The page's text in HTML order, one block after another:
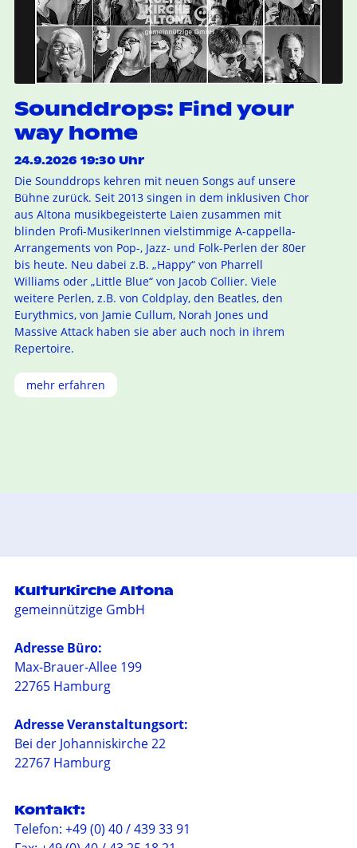
Sounddrops: Find your
way home
24.9.2026 19:30 Uhr
Die Sounddrops kehren mit neuen Songs auf unsere
Bühne zurück. Seit 2013 singen in dem inklusiven Chor
aus Altona musikbegeisterte Laien zusammen mit
blinden Profi-MusikerInnen vielstimmige A-cappella-
Arrangements von Pop-, Jazz- und Folk-Perlen der 80er
bis heute. Neu dabei z.B. „Happy“ von Pharrell
Williams oder „Little Blue“ von Jacob Collier. Viele
weitere Perlen, z.B. von Coldplay, den Beatles, den
Eurythmics, von Jamie Cullum, Norah Jones und
Massive Attack haben sie aber auch noch in ihrem
Repertoire.
mehr erfahren
Kulturkirche Altona
gemeinnützige GmbH
Adresse Büro:
Max-Brauer-Allee 199
22765 Hamburg
Adresse Veranstaltungsort:
Bei der Johanniskirche 22
22767 Hamburg
Kontakt:
Telefon: +49 (0) 40 / 439 33 91